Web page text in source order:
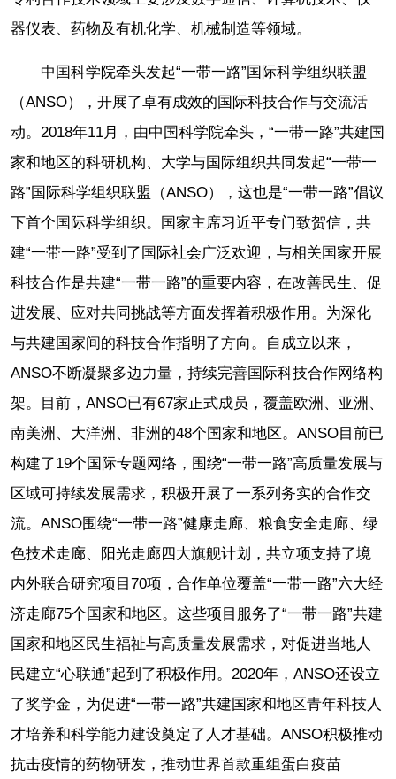
器仪表、药物及有机化学、机械制造等领域。
中国科学院牵头发起“一带一路”国际科学组织联盟
（ANSO），开展了卓有成效的国际科技合作与交流活
动。2018年11月，由中国科学院牵头，“一带一路”共建国
家和地区的科研机构、大学与国际组织共同发起“一带一
路”国际科学组织联盟（ANSO），这也是“一带一路”倡议
下首个国际科学组织。国家主席习近平专门致贺信，共
建“一带一路”受到了国际社会广泛欢迎，与相关国家开展
科技合作是共建“一带一路”的重要内容，在改善民生、促
进发展、应对共同挑战等方面发挥着积极作用。为深化
与共建国家间的科技合作指明了方向。自成立以来，
ANSO不断凝聚多边力量，持续完善国际科技合作网络构
架。目前，ANSO已有67家正式成员，覆盖欧洲、亚洲、
南美洲、大洋洲、非洲的48个国家和地区。ANSO目前已
构建了19个国际专题网络，围绕“一带一路”高质量发展与
区域可持续发展需求，积极开展了一系列务实的合作交
流。ANSO围绕“一带一路”健康走廊、粮食安全走廊、绿
色技术走廊、阳光走廊四大旗舰计划，共立项支持了境
内外联合研究项目70项，合作单位覆盖“一带一路”六大经
济走廊75个国家和地区。这些项目服务了“一带一路”共建
国家和地区民生福祉与高质量发展需求，对促进当地人
民建立“心联通”起到了积极作用。2020年，ANSO还设立
了奖学金，为促进“一带一路”共建国家和地区青年科技人
才培养和科学能力建设奠定了人才基础。ANSO积极推动
抗击疫情的药物研发，推动世界首款重组蛋白疫苗